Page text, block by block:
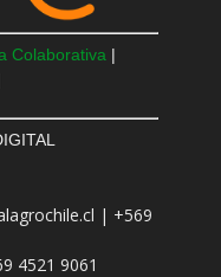
Colaborativa |
| +569
4521 9061